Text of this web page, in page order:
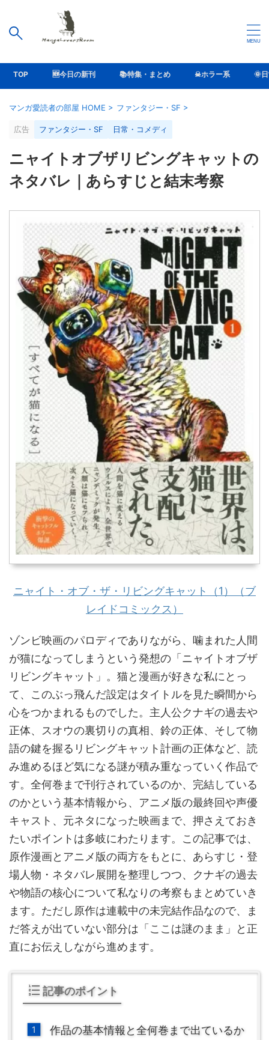
TOP 🆕今日の新刊 📚特集・まとめ ☠ホラー系 🌞
マンガ愛読者の部屋 HOME > ファンタジー・SF >
広告 ファンタジー・SF 日常・コメディ
ニャイトオブザリビングキャットの
ネタバレ｜あらすじと結末考察
ニャイト・オブ・ザ・リビングキャット（1）（ブ
レイドコミックス）
ゾンビ映画のパロディでありながら、噛まれた人間
が猫になってしまうという発想の「ニャイトオブザ
リビングキャット」。猫と漫画が好きな私にとっ
て、このぶっ飛んだ設定はタイトルを見た瞬間から
心をつかまれるものでした。主人公クナギの過去や
正体、スオウの裏切りの真相、鈴の正体、そして物
語の鍵を握るリビングキャット計画の正体など、読
み進めるほど気になる謎が積み重なっていく作品で
す。全何巻まで刊行されているのか、完結している
のかという基本情報から、アニメ版の最終回や声優
キャスト、元ネタになった映画まで、押さえておき
たいポイントは多岐にわたります。この記事では、
原作漫画とアニメ版の両方をもとに、あらすじ・登
場人物・ネタバレ展開を整理しつつ、クナギの過去
や物語の核心について私なりの考察もまとめていき
ます。ただし原作は連載中の未完結作品なので、ま
だ答えが出ていない部分は「ここは謎のまま」と正
直にお伝えしながら進めます。
記事のポイント
作品の基本情報と全何巻まで出ているか